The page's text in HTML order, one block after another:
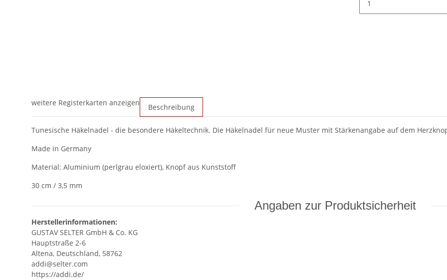
weitere Registerkarten anzeigen Beschreibung
Tunesische Häkelnadel - die besondere Häkeltechnik. Die Häkelnadel für neue Muster mit Stärkenangabe auf dem
Made in Germany
Material: Aluminium (perlgrau eloxiert), Knopf aus Kunststoff
30 cm / 3,5 mm
Angaben zur Produktsicherheit
Herstellerinformationen:
GUSTAV SELTER GmbH & Co. KG
Hauptstraße 2-6
Altena, Deutschland, 58762
addi@selter.com
https://addi.de/